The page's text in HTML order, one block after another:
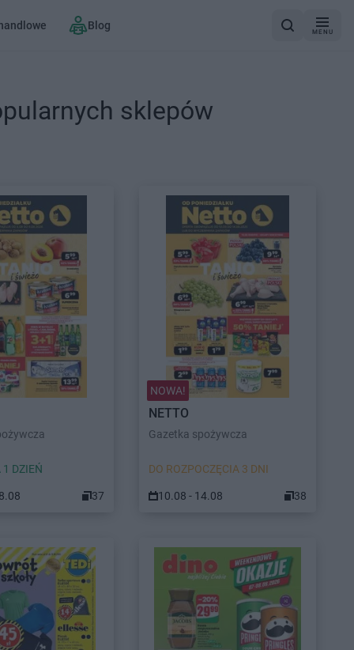
Blog
MENU
sklepów
1 DZIEŃ
37
NOWA!
NETTO
Gazetka spożywcza
DO ROZPOCZĘCIA 3 DNI
10.08 - 14.08 38